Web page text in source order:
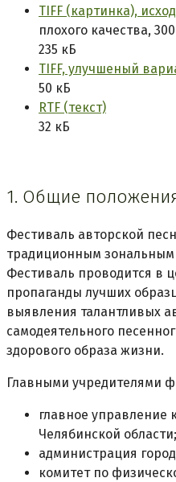
TIFF (картинка),
плохого качества,
235 кБ
TIFF, улучшеный
50 кБ
RTF (текст)
32 кБ
1. Общие
Фестиваль авторской
традиционным
Фестиваль проводится в
пропаганды лучших
выявления талантливых
самодеятельного
здорового образа жизни.
Главными учредителями
главное управление
Челябинской области;
администрация
комитет по